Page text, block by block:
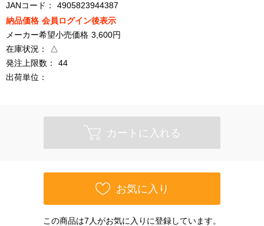
JANコード：
4905823944387
納品価格 会員ログイン後表示
メーカー希望小売価格 3,600円
在庫状況：
△
発注上限数：
44
出荷単位：
カートに入れる
お気に入り
この商品は7人がお気に入りに登録しています。